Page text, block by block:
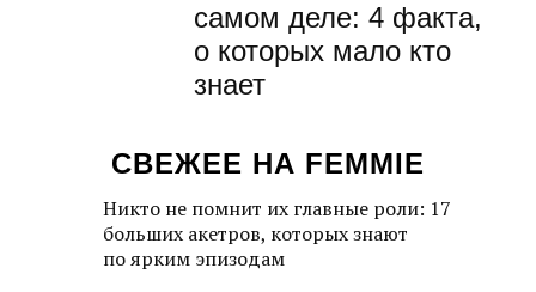
самом деле: 4 факта,
о которых мало кто
знает
СВЕЖЕЕ НА FEMMIE
Никто не помнит их главные роли: 17
больших акетров, которых знают
по ярким эпизодам